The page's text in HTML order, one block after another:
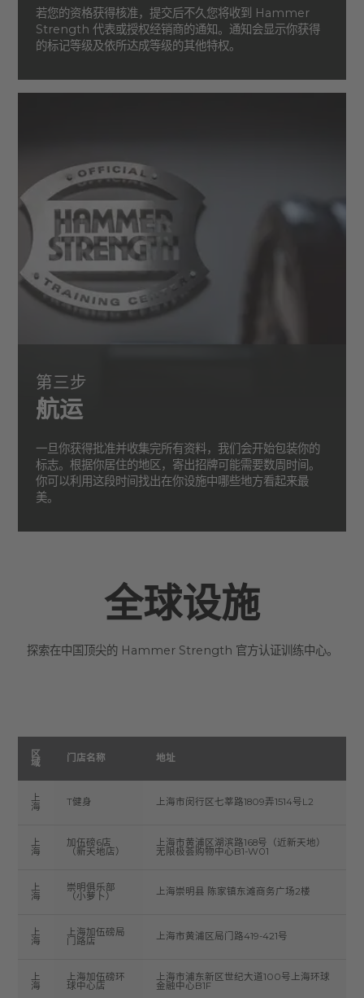
若您的资格获得核准，提交后不久您将收到 Hammer
Strength 代表或授权经销商的通知。通知会显示你获得
的标记等级及依所达成等级的其他特权。
第三步
航运
一旦你获得批准并收集完所有资料，我们会开始包装你的
标志。根据你居住的地区，寄出招牌可能需要数周时间。
你可以利用这段时间找出在你设施中哪些地方看起来最
美。
全球设施
探索在中国顶尖的 Hammer Strength 官方认证训练中心。
区
域 门店名称 地址
上
海 T健身 上海市闵行区七莘路1809弄1514号L2
上
海
加伍磅6店
（新天地店）
上海市黄浦区湖滨路168号（近新天地）
无限极荟购物中心B1-W01
上
海
崇明俱乐部
（小萝卜） 上海崇明县 陈家镇东滩商务广场2楼
上
海
上海加伍磅局
门路店 上海市黄浦区局门路419-421号
上
海
上海加伍磅环
球中心店
上海市浦东新区世纪大道100号上海环球
金融中心B1F